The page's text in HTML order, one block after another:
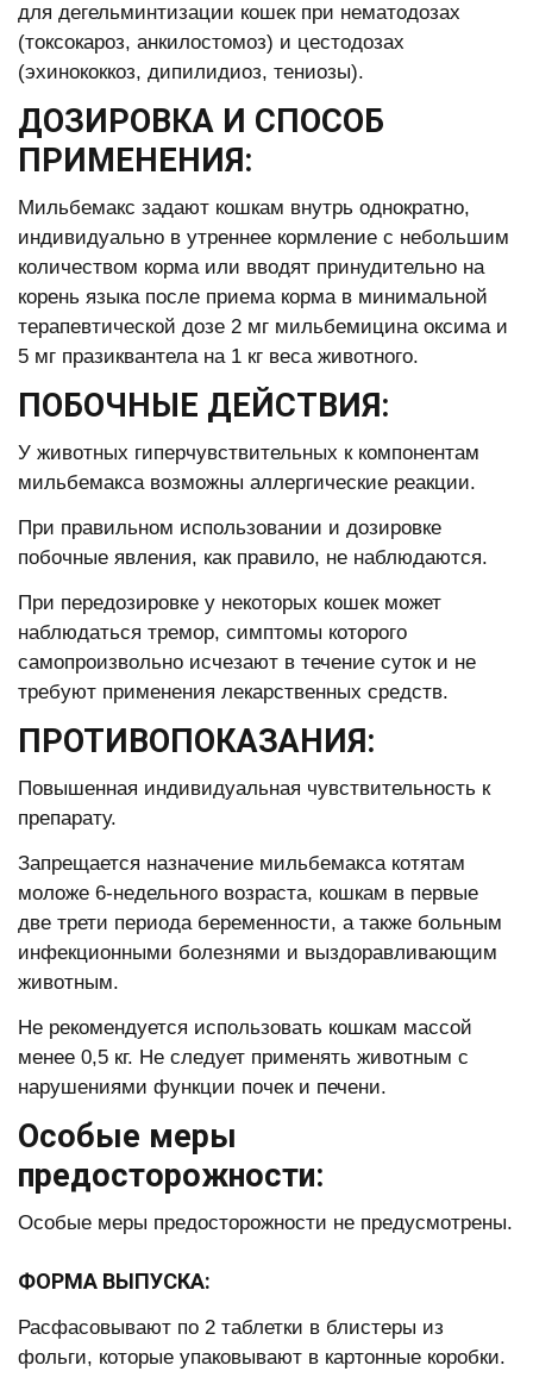
для дегельминтизации кошек при нематодозах
(токсокароз, анкилостомоз) и цестодозах
(эхинококкоз, дипилидиоз, тениозы).
ДОЗИРОВКА И СПОСОБ
ПРИМЕНЕНИЯ:
Мильбемакс задают кошкам внутрь однократно,
индивидуально в утреннее кормление с небольшим
количеством корма или вводят принудительно на
корень языка после приема корма в минимальной
терапевтической дозе 2 мг мильбемицина оксима и
5 мг празиквантела на 1 кг веса животного.
ПОБОЧНЫЕ ДЕЙСТВИЯ:
У животных гиперчувствительных к компонентам
мильбемакса возможны аллергические реакции.
При правильном использовании и дозировке
побочные явления, как правило, не наблюдаются.
При передозировке у некоторых кошек может
наблюдаться тремор, симптомы которого
самопроизвольно исчезают в течение суток и не
требуют применения лекарственных средств.
ПРОТИВОПОКАЗАНИЯ:
Повышенная индивидуальная чувствительность к
препарату.
Запрещается назначение мильбемакса котятам
моложе 6-недельного возраста, кошкам в первые
две трети периода беременности, а также больным
инфекционными болезнями и выздоравливающим
животным.
Не рекомендуется использовать кошкам массой
менее 0,5 кг. Не следует применять животным с
нарушениями функции почек и печени.
Особые меры
предосторожности:
Особые меры предосторожности не предусмотрены.
ФОРМА ВЫПУСКА:
Расфасовывают по 2 таблетки в блистеры из
фольги, которые упаковывают в картонные коробки.